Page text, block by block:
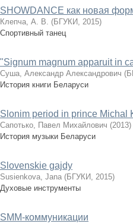
SHOWDANCE как новая
Клепча, А. В. (БГУКИ, 2015)
Спортивный танец
"Signum magnum apparuit in
Суша, Александр Александрович (
История книги Беларуси
Slonim period in prince Michal
Сапотько, Павел Михайлович (2013)
История музыки Беларуси
Slovenskie gajdy
Susienkova, Jana (БГУКИ, 2015)
Духовые инструменты
SMM-коммуникации